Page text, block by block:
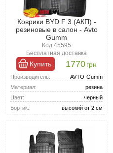
Коврики BYD F 3 (АКП) -
резиновые в салон - Avto
Gumm
Код 45595
Бесплатная доставка
Купить 1770грн
Производитель:
AVTO-Gumm
Материал:
резина
Цвет:
черный
Бортик:
высокий от 2 см